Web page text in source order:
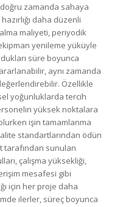
zamanda sahaya
daha düzenli
maliyeti, periyodik
yenileme yüküyle
süre boyunca
aynı zamanda
Özellikle
yoğunluklarda tercih
yüksek noktalara
işin tamamlanma
standartlarından ödün
tarafından sunulan
çalışma yüksekliği,
mesafesi gibi
için her proje daha
ilerler, süreç boyunca